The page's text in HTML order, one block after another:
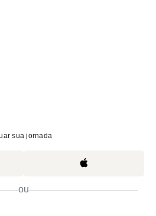
sua jornada
ou